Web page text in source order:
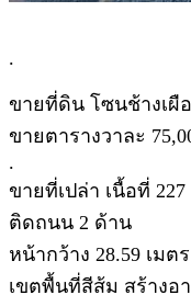
.
ขายที่ดิน โซนช้างเผื
ขายตารางวาละ
.
ขายที่เปล่า เนื้อที่
ติดถนน 2 ด้าน
หน้ากว้าง 28.59 เมต
เขตพื้นที่สีส้ม สร้างอ